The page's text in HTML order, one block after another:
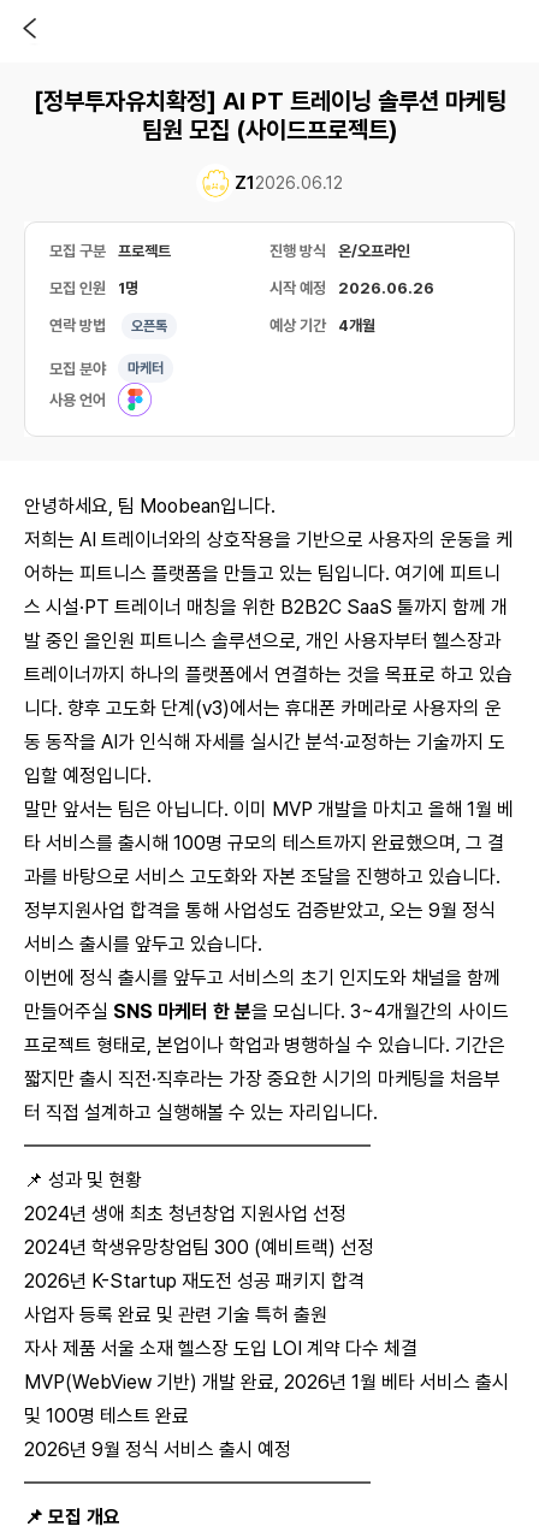
[정부투자유치확정] AI PT 트레이닝 솔루션 마케팅
팀원 모집 (사이드프로젝트)
Z12026.06.12
모집 구분 프로젝트 진행 방식 온/오프라인
모집 인원 1명 시작 예정 2026.06.26
연락 방법 오픈톡 예상 기간 4개월
모집 분야 마케터
사용 언어
안녕하세요, 팀 Moobean입니다.
저희는 AI 트레이너와의 상호작용을 기반으로 사용자의 운동을 케
어하는 피트니스 플랫폼을 만들고 있는 팀입니다. 여기에 피트니
스 시설·PT 트레이너 매칭을 위한 B2B2C SaaS 툴까지 함께 개
발 중인 올인원 피트니스 솔루션으로, 개인 사용자부터 헬스장과
트레이너까지 하나의 플랫폼에서 연결하는 것을 목표로 하고 있습
니다. 향후 고도화 단계(v3)에서는 휴대폰 카메라로 사용자의 운
동 동작을 AI가 인식해 자세를 실시간 분석·교정하는 기술까지 도
입할 예정입니다.
말만 앞서는 팀은 아닙니다. 이미 MVP 개발을 마치고 올해 1월 베
타 서비스를 출시해 100명 규모의 테스트까지 완료했으며, 그 결
과를 바탕으로 서비스 고도화와 자본 조달을 진행하고 있습니다.
정부지원사업 합격을 통해 사업성도 검증받았고, 오는 9월 정식
서비스 출시를 앞두고 있습니다.
이번에 정식 출시를 앞두고 서비스의 초기 인지도와 채널을 함께
만들어주실 SNS 마케터 한 분을 모십니다. 3~4개월간의 사이드
프로젝트 형태로, 본업이나 학업과 병행하실 수 있습니다. 기간은
짧지만 출시 직전·직후라는 가장 중요한 시기의 마케팅을 처음부
터 직접 설계하고 실행해볼 수 있는 자리입니다.
━━━━━━━━━━━━━━━━━━
📌 성과 및 현황
2024년 생애 최초 청년창업 지원사업 선정
2024년 학생유망창업팀 300 (예비트랙) 선정
2026년 K-Startup 재도전 성공 패키지 합격
사업자 등록 완료 및 관련 기술 특허 출원
자사 제품 서울 소재 헬스장 도입 LOI 계약 다수 체결
MVP(WebView 기반) 개발 완료, 2026년 1월 베타 서비스 출시
및 100명 테스트 완료
2026년 9월 정식 서비스 출시 예정
━━━━━━━━━━━━━━━━━━
📌 모집 개요